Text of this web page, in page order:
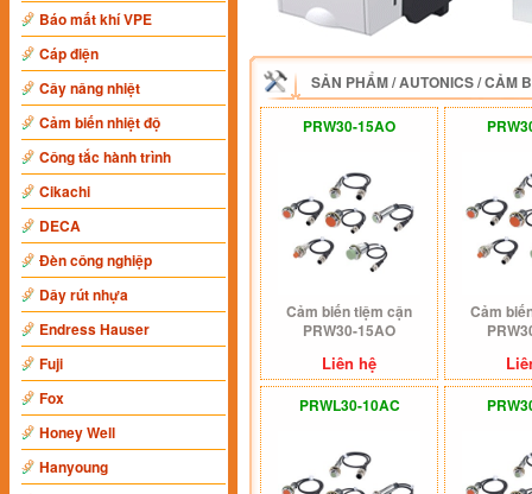
Báo mất khí VPE
Cáp điện
Cây nâng nhiệt
Cảm biến nhiệt độ
Công tắc hành trình
Cikachi
DECA
Đèn công nghiệp
Dây rút nhựa
Endress Hauser
Fuji
Fox
Honey Well
Hanyoung
SẢN PHẨM/AUTONICS/CẢM
PRW30-15AO
Cảm biến tiệm cận
PRW30-15AO
Liên hệ
Cảm
PRWL30-10AC